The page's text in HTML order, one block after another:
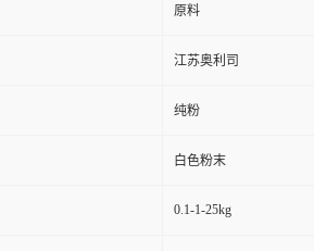
原料
江苏奥利司
纯粉
白色粉末
0.1-1-25kg